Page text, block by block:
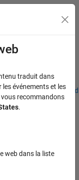
de nos bureaux
traduit dans
événements et les
recommandons
.
web dans la liste